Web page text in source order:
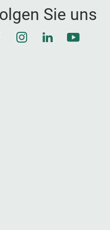
Sie uns
Instagram
LinkedInYouTube